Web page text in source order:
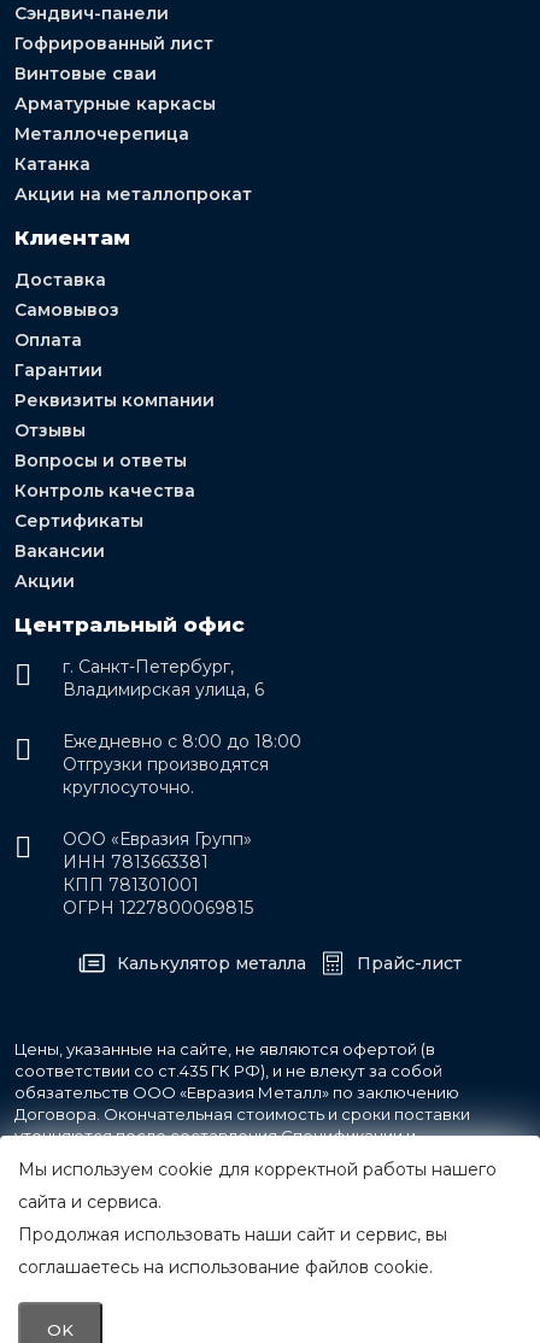
Сэндвич-панели
Гофрированный лист
Винтовые сваи
Арматурные каркасы
Металлочерепица
Катанка
Акции на металлопрокат
Клиентам
Доставка
Самовывоз
Оплата
Гарантии
Реквизиты компании
Отзывы
Вопросы и ответы
Контроль качества
Сертификаты
Вакансии
Акции
Центральный офис
г. Санкт-Петербург,
Владимирская улица, 6
Ежедневно с 8:00 до 18:00
Отгрузки производятся
круглосуточно.
ООО «Евразия Групп»
ИНН 7813663381
КПП 781301001
ОГРН 1227800069815
Калькулятор металла Прайс-лист
Цены, указанные на сайте, не являются офертой (в
соответствии со ст.435 ГК РФ), и не влекут за собой
обязательств ООО «Евразия Металл» по заключению
Договора. Окончательная стоимость и сроки поставки
уточняются после составления Спецификации и
фиксируются в Счете на оплату, а также Спецификации на
поставку товара.
© 2007-2026 Все права защищены.
ООО «Евразия Металл»
Мы используем cookie для корректной работы нашего
сайта и сервиса.
Продолжая использовать наши сайт и сервис, вы
соглашаетесь на использование файлов cookie.
OK